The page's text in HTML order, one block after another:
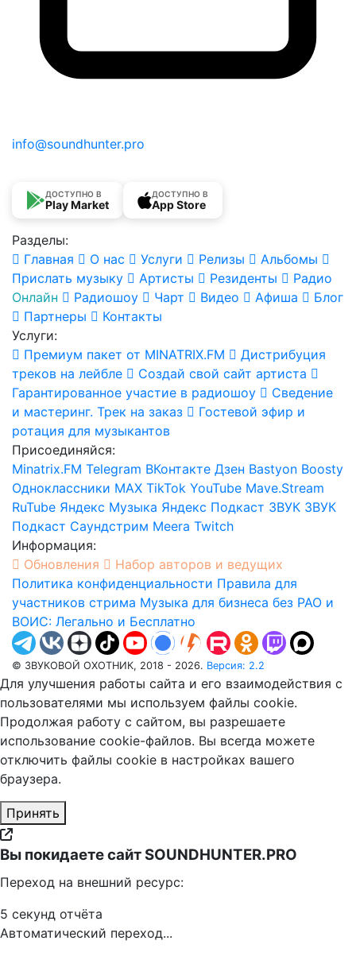
info@soundhunter.pro
ДОСТУПНО В
Play Market
ДОСТУПНО В
App Store
Разделы:
Главная
О нас Услуги Релизы
Альбомы
Прислать музыку
Артисты Резиденты
Радио
Онлайн
Радиошоу Чарт Видео Афиша
Блог
Партнеры
Контакты
Услуги:
Премиум пакет от MINATRIX.FM
Дистрибуция
треков на лейбле
Создай свой сайт артиста
Гарантированное участие в радиошоу
Сведение
и мастеринг. Трек на заказ
Гостевой эфир и
ротация для музыкантов
Присоединяйся:
Minatrix.FM Telegram ВКонтакте Дзен Bastyon Boosty
Одноклассники MAX TikTok YouTube Mave.Stream
RuTube Яндекс Музыка Яндекс Подкаст ЗВУК ЗВУК
Подкаст Саундстрим Meera Twitch
Информация:
Обновления
Набор авторов и ведущих
Политика конфиденциальности Правила для
участников стрима Музыка для бизнеса без РАО и
ВОИС: Легально и Бесплатно
© ЗВУКОВОЙ ОХОТНИК, 2018 - 2026. Версия: 2.2
Для улучшения работы сайта и его взаимодействия с
пользователями мы используем файлы cookie.
Продолжая работу с сайтом, вы разрешаете
использование cookie-файлов. Вы всегда можете
отключить файлы cookie в настройках вашего
браузера.
Принять
Вы покидаете сайт SOUNDHUNTER.PRO
Переход на внешний ресурс:
5 секунд отчёта
Автоматический переход...